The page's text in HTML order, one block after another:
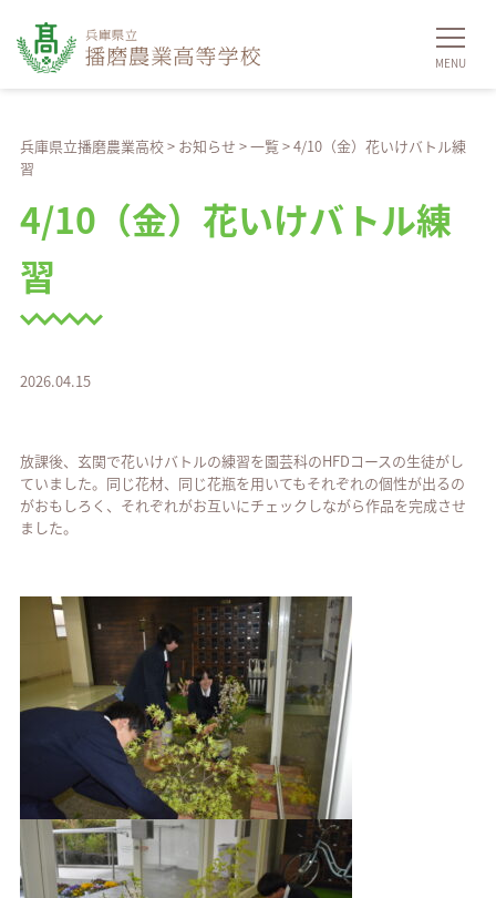
兵庫県立播磨農業高校> お知らせ >一覧>4/10（金）花いけバトル練
習
4/10（金）花いけバトル練
習
2026.04.15
放課後、玄関で花いけバトルの練習を園芸科のHFDコースの生徒がし
ていました。同じ花材、同じ花瓶を用いてもそれぞれの個性が出るの
がおもしろく、それぞれがお互いにチェックしながら作品を完成させ
ました。